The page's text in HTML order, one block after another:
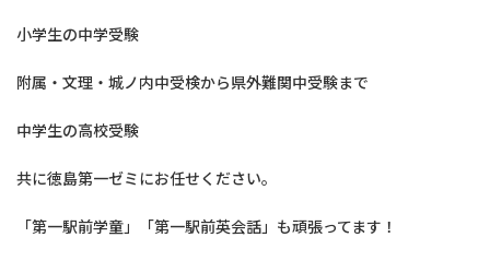
小学生の中学受験
附属・文理・城ノ内中受検から県外難関中受験まで
中学生の高校受験
共に徳島第一ゼミにお任せください。
「第一駅前学童」「第一駅前英会話」も頑張ってます！